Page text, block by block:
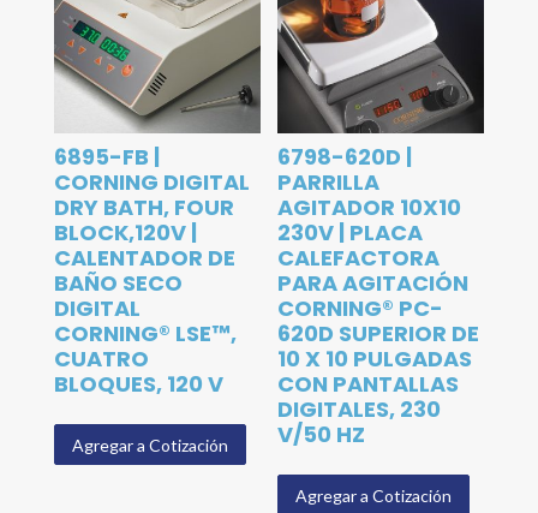
6895-FB |
CORNING DIGITAL
DRY BATH, FOUR
BLOCK,120V |
CALENTADOR DE
BAÑO SECO
DIGITAL
CORNING® LSE™,
CUATRO
BLOQUES, 120 V
Agregar a Cotización
6798-620D |
PARRILLA
AGITADOR 10X10
230V | PLACA
CALEFACTORA
PARA AGITACIÓN
CORNING® PC-
620D SUPERIOR DE
10 X 10 PULGADAS
CON PANTALLAS
DIGITALES, 230
V/50 HZ
Agregar a Cotización